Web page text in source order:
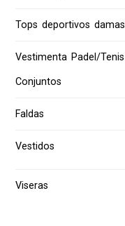
Tops deportivos damas
Vestimenta Padel/Tenis
Conjuntos
Faldas
Vestidos
Viseras